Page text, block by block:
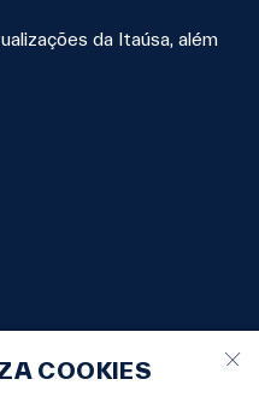
da Itaúsa, além
×
COOKIES